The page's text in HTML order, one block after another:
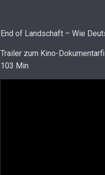
End of Landschaft – Wie
Trailer zum Kino-
103 Min